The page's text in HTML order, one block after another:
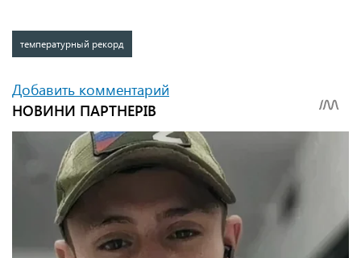
температурный рекорд
Добавить комментарий